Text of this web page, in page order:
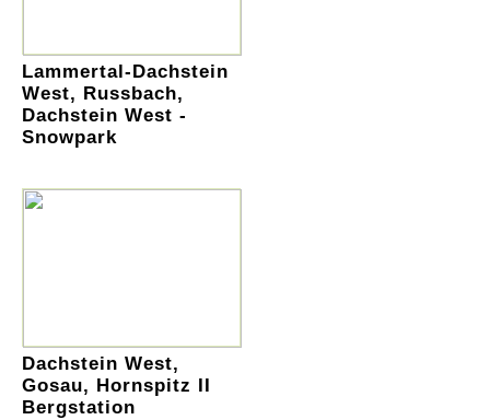
Lammertal-Dachstein
West, Russbach,
Dachstein West -
Snowpark
Dachstein West,
Gosau, Hornspitz II
Bergstation